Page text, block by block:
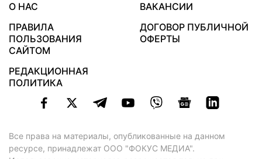
О НАС
ВАКАНСИИ
ПРАВИЛА
ПОЛЬЗОВАНИЯ
САЙТОМ
ДОГОВОР ПУБЛИЧНОЙ
ОФЕРТЫ
РЕДАКЦИОННАЯ
ПОЛИТИКА
Все права на материалы, опубликованные на данном
ресурсе, принадлежат ООО "ФОКУС МЕДИА".